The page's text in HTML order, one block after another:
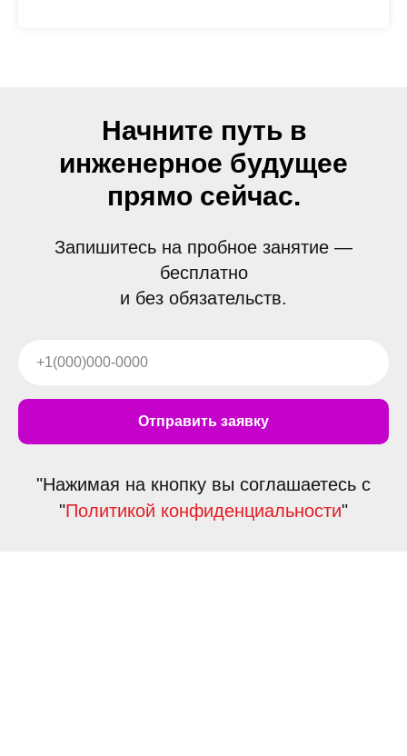
Начните путь в
инженерное будущее
прямо сейчас.
Запишитесь на пробное занятие —
бесплатно
и без обязательств.
Отправить заявку
"Нажимая на кнопку вы соглашаетесь с
"Политикой конфиденциальности"